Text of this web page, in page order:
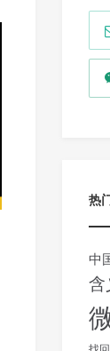
热
中
含